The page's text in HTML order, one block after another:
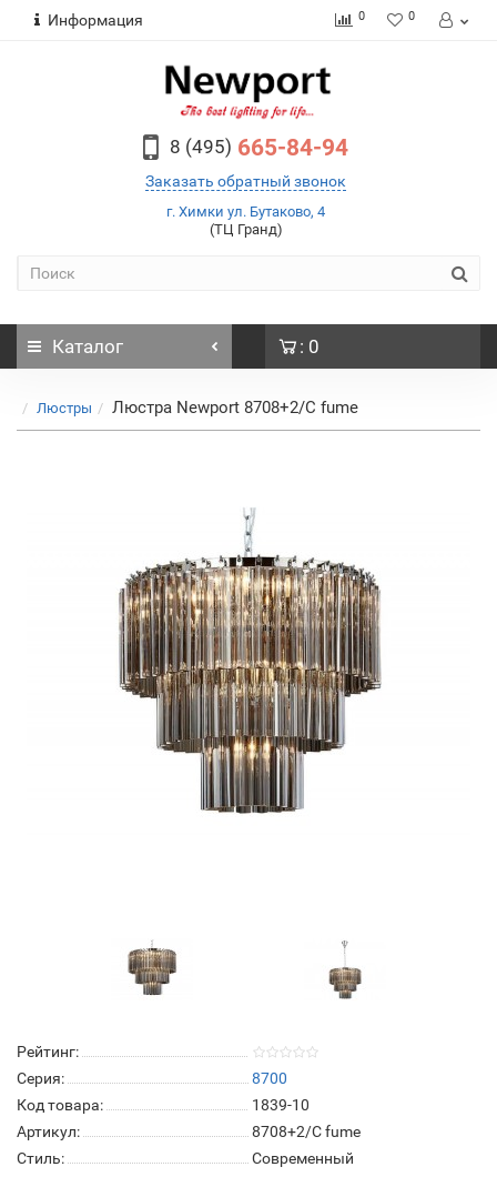
Информация 0 0
8 (495) 665-84-94
Заказать обратный звонок
г. Химки ул. Бутаково, 4
(ТЦ Гранд)
Каталог : 0
Люстры Люстра Newport 8708+2/C fume
Рейтинг:
Серия:
8700
Код товара:
1839-10
Артикул:
8708+2/C fume
Стиль:
Современный